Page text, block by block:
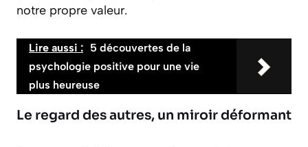
notre propre valeur.
Lire aussi : 5 découvertes de la
psychologie positive pour une vie
plus heureuse
Le regard des autres, un miroir déformant